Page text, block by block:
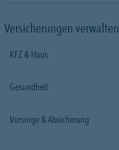
Versicherungen verwalten
KFZ & Haus
Gesundheit
Vorsorge & Absicherung